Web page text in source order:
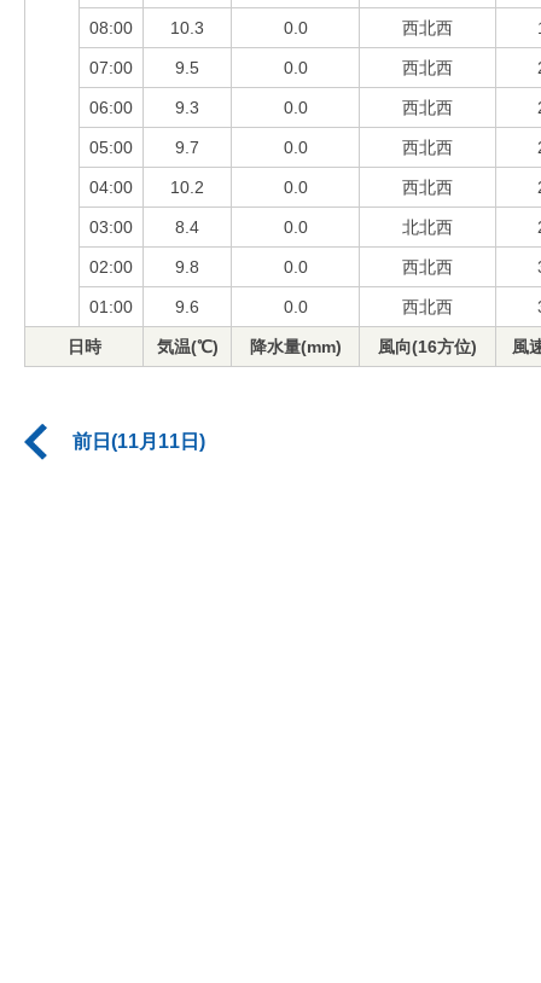
08:00 10.3 0.0 西北西
07:00 9.5 0.0 西北西
06:00 9.3 0.0 西北西
05:00 9.7 0.0 西北西
04:00 10.2 0.0 西北西
03:00 8.4 0.0 北北西
02:00 9.8 0.0 西北西
01:00 9.6 0.0 西北西
日時 気温(℃) 降水量(mm) 風向(16方位) 風
前日(11月11日)